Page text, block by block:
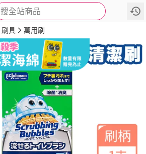
搜全站商品
評價 詳情
刷具 萬用刷